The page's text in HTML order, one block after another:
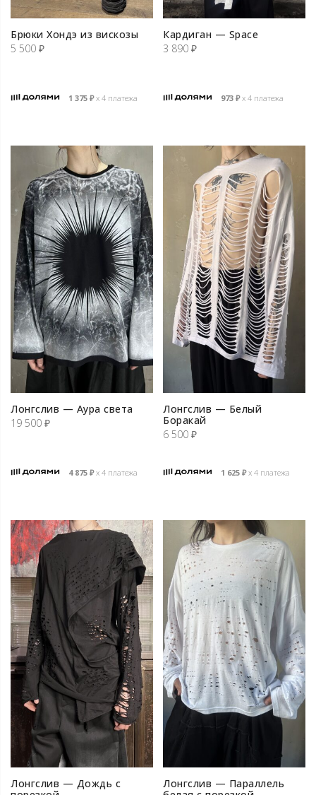
Брюки Хондэ из вискозы
5 500 ₽
1 375 ₽х 4 платежа
Кардиган — Space
3 890 ₽
973 ₽х 4 платежа
Лонгслив — Аура света
19 500 ₽
4 875 ₽х 4 платежа
Лонгслив — Белый
Боракай
6 500 ₽
1 625 ₽х 4 платежа
Лонгслив — Дождь с
Лонгслив — Параллель